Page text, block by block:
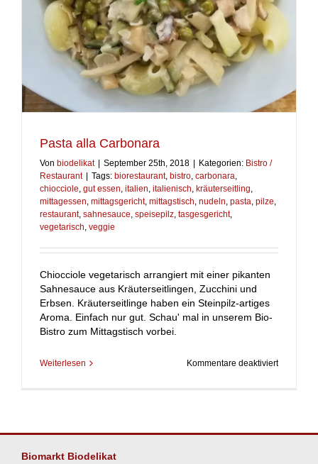
Pasta alla Carbonara
Von biodelikat September 25th, 2018 Kategorien: Bistro /
Restaurant
Tags: biorestaurant, bistro, carbonara,
chiocciole, gut essen, italien, italienisch, kräuterseitling,
mittagessen, mittagsgericht, mittagstisch, nudeln, pasta, pilze,
restaurant, sahnesauce, speisepilz, tasgesgericht,
vegetarisch, veggie
Chiocciole vegetarisch arrangiert mit einer pikanten
Sahnesauce aus Kräuterseitlingen, Zucchini und
Erbsen. Kräuterseitlinge haben ein Steinpilz-artiges
Aroma. Einfach nur gut. Schau' mal in unserem Bio-
Bistro zum Mittagstisch vorbei.
Weiterlesen Kommentare deaktiviertfür
Biomarkt Biodelikat